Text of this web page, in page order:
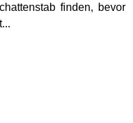
finden, bevor